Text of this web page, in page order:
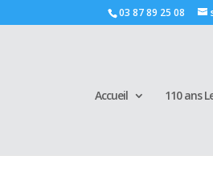
03 87 89 25 08
Accueil 110 ans